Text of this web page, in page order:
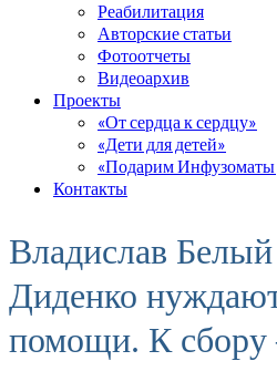
Реабилитация
Авторские статьи
Фотоотчеты
Видеоархив
Проекты
«От сердца к сердцу»
«Дети для детей»
«Подарим Инфузоматы
Контакты
Владислав
Диденко
помощи. К